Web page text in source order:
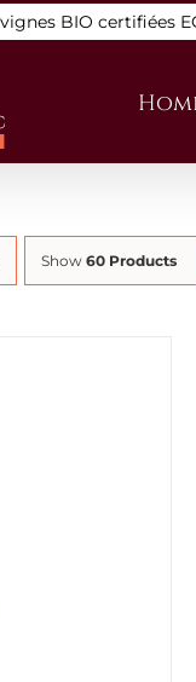
BIO certifiées
Show 60 Products